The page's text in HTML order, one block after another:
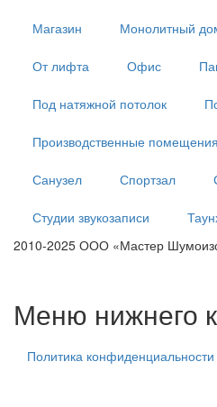
Магазин Монолитный
От лифта Офис
Под натяжной потолок
Производственные помещения
Санузел Спортзал
Студии звукозаписи
2010-2025 ООО «Мастер
Меню нижнего
Политика конфиденциальности